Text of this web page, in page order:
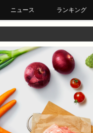
ニュース ランキング